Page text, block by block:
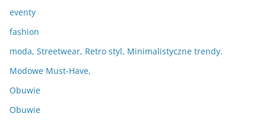
eventy
fashion
moda, Streetwear, Retro styl, Minimalistyczne trendy.
Modowe Must-Have,
Obuwie
Obuwie